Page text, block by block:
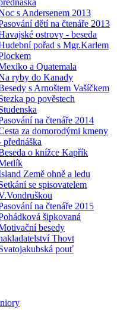
s Andersenem 2013
dětí na čtenáře 2013
ostrovy - beseda
pořad s Mgr.Karlem
a Quatemala
ryby do Kanady
s Arnoštem Vašíčkem
po pověstech
na čtenáře 2014
za domorodými kmeny
přednáška
o knížce Kapřík
Země ohně a ledu
se spisovatelem
na čtenáře 2015
šipkovaná
besedy
Thovt
pouť